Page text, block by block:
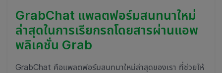
GrabChat แพลตฟอร์มสนทนาใหม่
ล่าสุดในการเรียกรถโดยสารผ่านแอพ
พลิเคชั่น Grab
GrabChat คือแพลตฟอร์มสนทนาใหม่ล่าสุดของเรา ที่ช่วยให้